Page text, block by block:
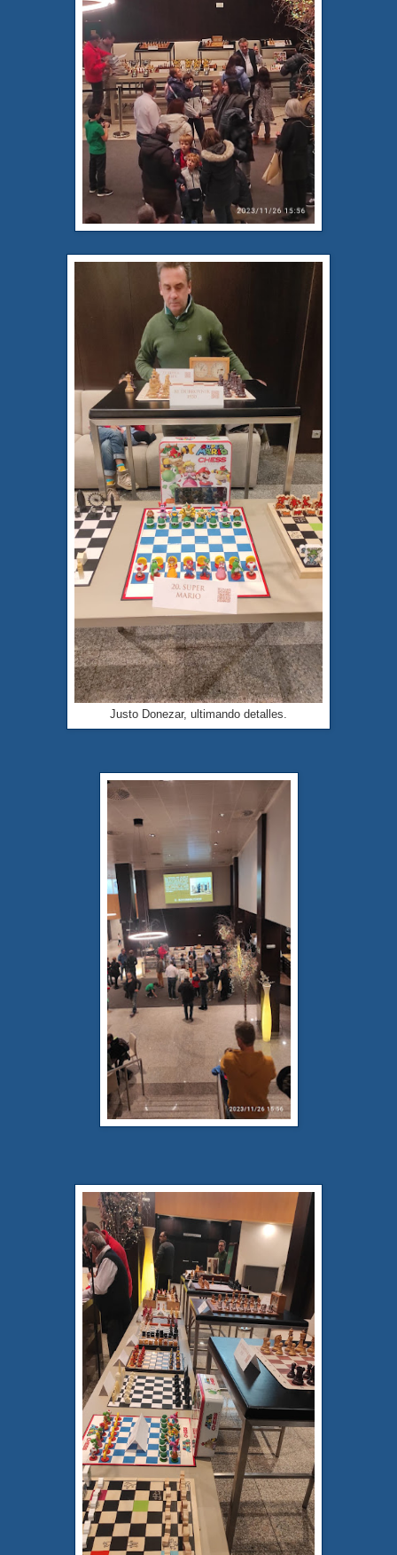
Justo Donezar, ultimando detalles.